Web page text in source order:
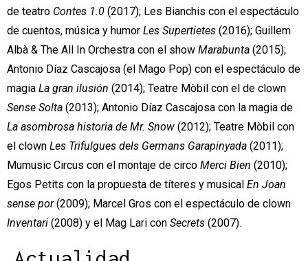
de teatro Contes 1.0 (2017); Les Bianchis con el espectáculo
de cuentos, música y humor Les Supertietes (2016); Guillem
Albà & The All In Orchestra con el show Marabunta (2015);
Antonio Díaz Cascajosa (el Mago Pop) con el espectáculo de
magia La gran ilusión (2014); Teatre Mòbil con el de clown
Sense Solta (2013); Antonio Díaz Cascajosa con la magia de
La asombrosa historia de Mr. Snow (2012); Teatre Mòbil con
el clown Les Trifulgues dels Germans Garapinyada (2011);
Mumusic Circus con el montaje de circo Merci Bien (2010);
Egos Petits con la propuesta de títeres y musical En Joan
sense por(2009); Marcel Gros con el espectáculo de clown
Inventari (2008) y el Mag Lari con Secrets (2007).